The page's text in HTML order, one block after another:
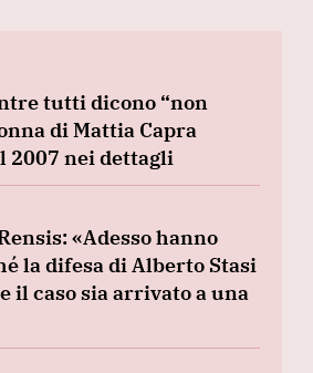
tutti dicono “non
di Mattia Capra
2007 nei dettagli
«Adesso hanno
la difesa di Alberto Stasi
il caso sia arrivato a una